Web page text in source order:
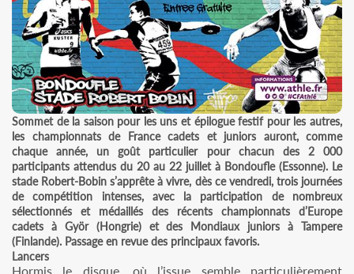
Sommet de la saison pour les uns et épilogue festif pour les autres,
les championnats de France cadets et juniors auront, comme
chaque année, un goût particulier pour chacun des 2 000
participants attendus du 20 au 22 juillet à Bondoufle (Essonne). Le
stade Robert-Bobin s’apprête à vivre, dès ce vendredi, trois journées
de compétition intenses, avec la participation de nombreux
sélectionnés et médaillés des récents championnats d’Europe
cadets à Györ (Hongrie) et des Mondiaux juniors à Tampere
(Finlande). Passage en revue des principaux favoris.
Lancers
Hormis le disque, où l’issue semble particulièrement